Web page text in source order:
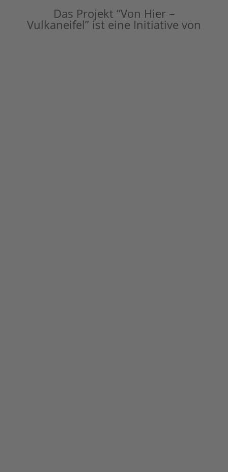
Das Projekt “Von Hier –
Vulkaneifel” ist eine Initiative von